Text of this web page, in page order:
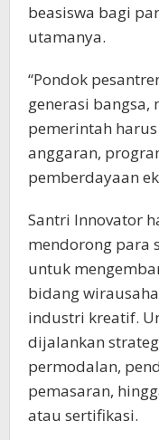
beasiswa bagi
utamanya.
“Pondok
generasi
pemerintah
anggaran,
pemberdayaan
Santri Innovator
mendorong para
untuk
bidang
industri kreatif.
dijalankan
permodalan,
pemasaran,
atau sertifikasi.